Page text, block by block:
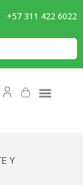
+57 311 422 6022
Y